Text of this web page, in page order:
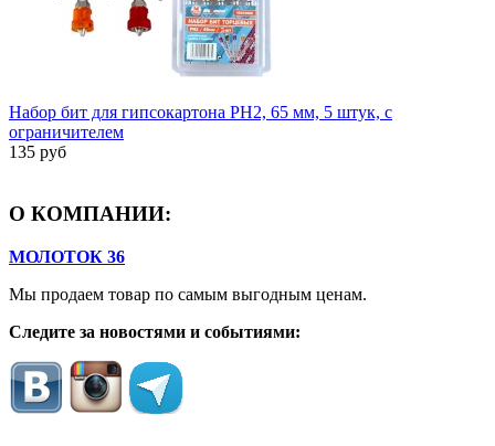
Набор бит для гипсокартона PH2, 65 мм, 5 штук, с
ограничителем
135 руб
О КОМПАНИИ:
МОЛОТОК 36
Мы продаем товар по самым выгодным ценам.
Следите за новостями и событиями: